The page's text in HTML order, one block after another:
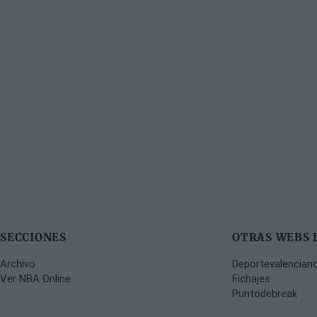
SECCIONES
Archivo
Ver NBA Online
OTRAS WEBS
Fichajes
Puntodebreak